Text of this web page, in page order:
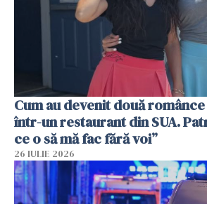
Cum au devenit două
într-un restaurant din SUA.
ce o să mă fac fără voi”
26 IULIE 2026